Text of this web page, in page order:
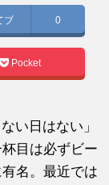
ブ 0
Pocket
い日はない」
目は必ずビー
名。最近では